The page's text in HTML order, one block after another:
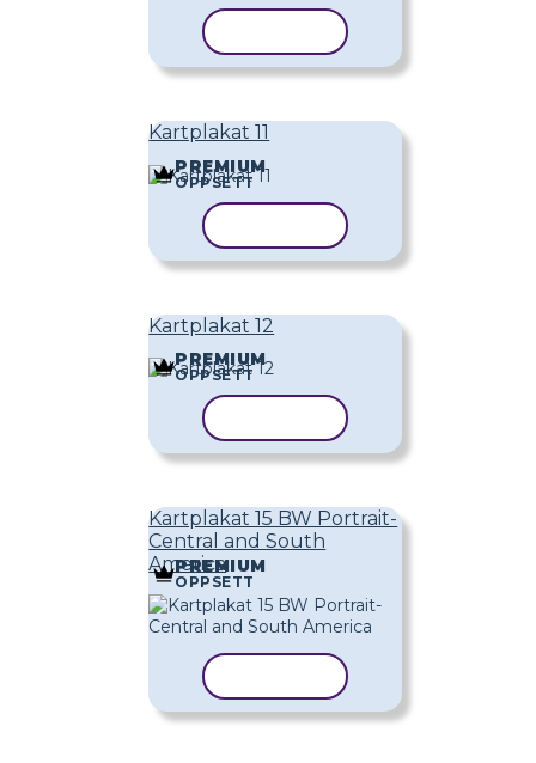
Kartplakat 11
PREMIUM
OPPSETT
Kartplakat 12
PREMIUM
OPPSETT
Kartplakat 15 BW Portrait-
Central and South
America
PREMIUM
OPPSETT